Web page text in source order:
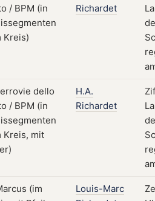
Richardet
H.A.
Richardet
Louis-Marc